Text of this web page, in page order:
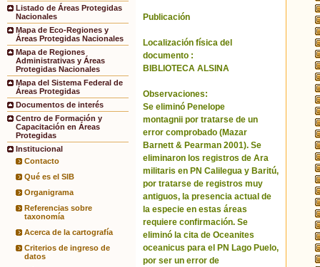
Listado de Áreas Protegidas
Nacionales
Mapa de Eco-Regiones y
Áreas Protegidas Nacionales
Mapa de Regiones
Administrativas y Áreas
Protegidas Nacionales
Mapa del Sistema Federal de
Áreas Protegidas
Documentos de interés
Centro de Formación y
Capacitación en Áreas
Protegidas
Institucional
Contacto
Qué es el SIB
Organigrama
Referencias sobre
taxonomía
Acerca de la cartografía
Criterios de ingreso de
datos
Publicación
Localización física del
documento :
BIBLIOTECA ALSINA
Observaciones:
Se eliminó Penelope
montagnii por tratarse de un
error comprobado (Mazar
Barnett & Pearman 2001). Se
eliminaron los registros de Ara
militaris en PN Calilegua y Baritú,
por tratarse de registros muy
antiguos, la presencia actual de
la especie en estas áreas
requiere confirmación. Se
eliminó la cita de Oceanites
oceanicus para el PN Lago Puelo,
por ser un error de